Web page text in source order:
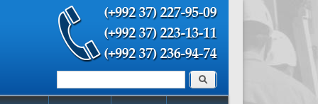
Форма поиска Поиск